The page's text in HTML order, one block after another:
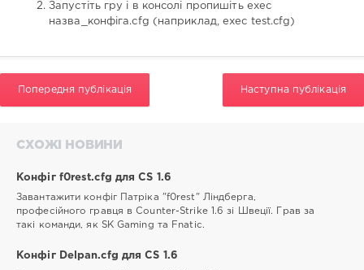
Запустіть гру і в консолі пропишіть exec
назва_конфіга.cfg (наприклад, exec test.cfg)
Попередня публікація Наступна публікація
СХОЖІ НОВИНИ
Конфіг f0rest.cfg для CS 1.6
Завантажити конфіг Патріка "f0rest" Ліндберга,
професійного гравця в Counter-Strike 1.6 зі Швеції. Грав за
такі команди, як SK Gaming та Fnatic.
Конфіг Delpan.cfg для CS 1.6